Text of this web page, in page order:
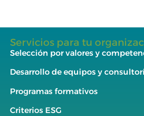
Servicios para tu
Selección por valores y
Desarrollo de equipos y
Programas formativos
Criterios ESG